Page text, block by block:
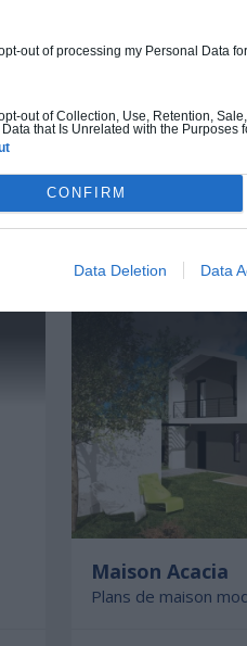
out of processing my Personal Data
out of Collection, Use, Retention,
that Is Unrelated with the Purposes
CONFIRM
Data Deletion Data
190
Je la
MAISONS QUI
Maison Acacia
Plans de maison